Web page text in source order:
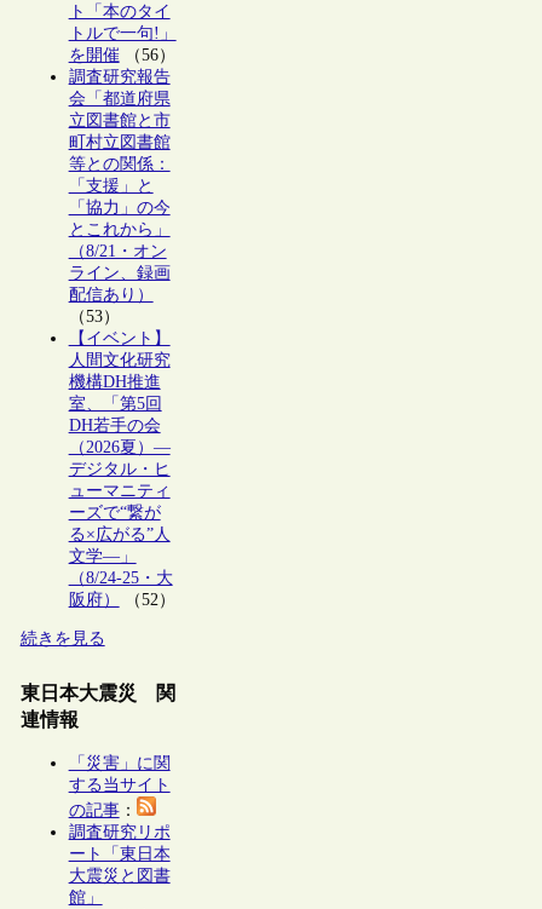
ト「本のタイ
トルで一句!」
を開催（56）
調査研究報告
会「都道府県
立図書館と市
町村立図書館
等との関係：
「支援」と
「協力」の今
とこれから」
（8/21・オン
ライン、録画
配信あり）
（53）
【イベント】
人間文化研究
機構DH推進
室、「第5回
DH若手の会
（2026夏）―
デジタル・ヒ
ューマニティ
ーズで“繋が
る×広がる”人
文学―」
（8/24-25・大
阪府）
（52）
続きを見る
東日本大震災 関
連情報
「災害」に関
する当サイト
の記事：
調査研究リポ
ート「東日本
大震災と図書
館」